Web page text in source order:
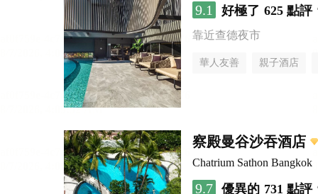
9.1 好極了 625 點評
靠近查德夜市
華人友善 親子酒店
察殿曼谷沙吞酒店
Chatrium Sathon Bangkok
9.7 優異的 731 點評